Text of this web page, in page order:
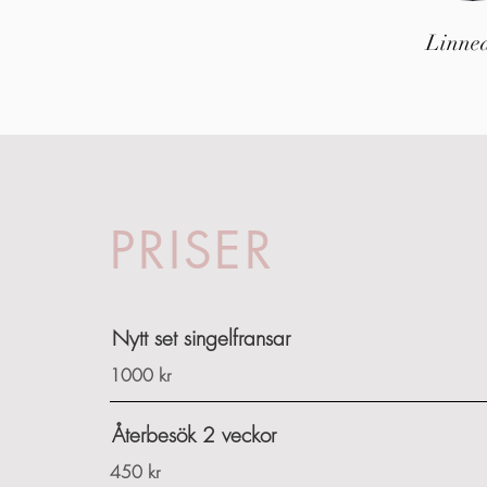
PRISER
Nytt set singelfransar
1000 kr
Återbesök 2 veckor
450 kr